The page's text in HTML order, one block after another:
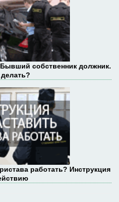
Бывший собственник должник.
работать? Инструкция